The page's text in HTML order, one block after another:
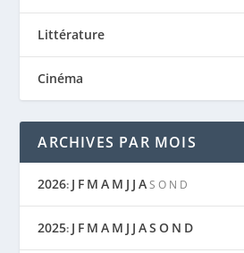
Littérature
Cinéma
ARCHIVES PAR MOIS
2026: J F M A M J J A S O N D
2025: J F M A M J J AS O N D